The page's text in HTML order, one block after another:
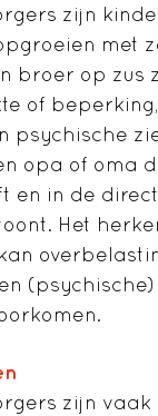
zijn
met
broer op zus
of
psychische
opa of oma
en in de
Het
zijn vaak